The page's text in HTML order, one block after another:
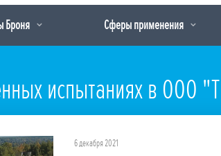
Броня Сферы применения
испытаниях в ООО
6 декабря 2021